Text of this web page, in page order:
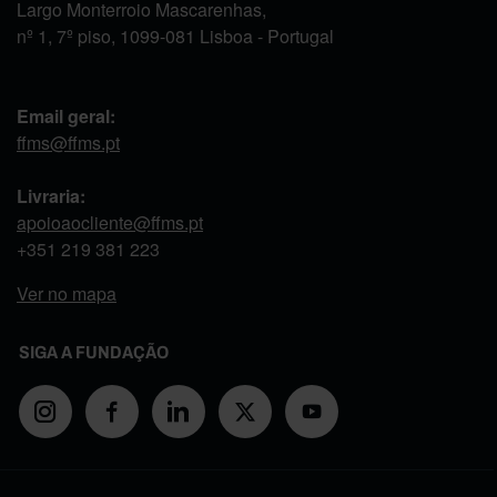
Largo Monterroio Mascarenhas,
nº 1, 7º piso, 1099-081 Lisboa - Portugal
Email geral:
ffms@ffms.pt
Livraria:
apoioaocliente@ffms.pt
+351 219 381 223
Ver no mapa
SIGA A FUNDAÇÃO